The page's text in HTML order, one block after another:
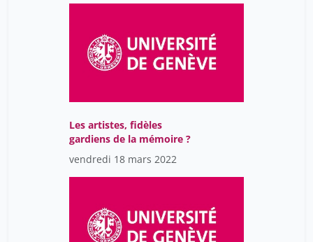
Les artistes, fidèles
gardiens de la mémoire ?
vendredi 18 mars 2022